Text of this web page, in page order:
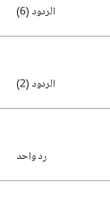
الردود (6)
الردود (2)
رد واحد